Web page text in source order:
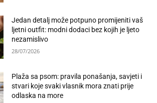
Jedan detalj može potpuno promijeniti vaš
ljetni outfit: modni dodaci bez kojih je ljeto
nezamislivo
28/07/2026
Plaža sa psom: pravila ponašanja, savjeti i
stvari koje svaki vlasnik mora znati prije
odlaska na more